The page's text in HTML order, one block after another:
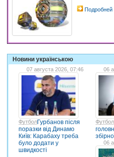
Подробней
Новини українською
07 августа 2026, 07:46
ФутболГурбанов після
поразки від Динамо
Київ: Карабаху треба
було додати у
швидкості
06
Футбол
06